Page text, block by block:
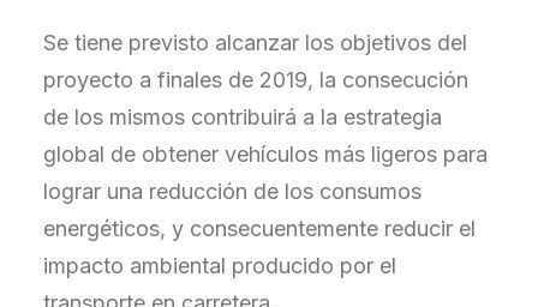
Se tiene previsto alcanzar los objetivos del
proyecto a finales de 2019, la consecución
de los mismos contribuirá a la estrategia
global de obtener vehículos más ligeros para
lograr una reducción de los consumos
energéticos, y consecuentemente reducir el
impacto ambiental producido por el